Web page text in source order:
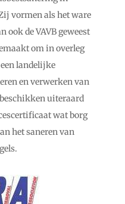
vormen als het ware
ook de VAVB geweest
om in overleg
landelijke
en verwerken van
beschikken uiteraard
wat borg
het saneren van